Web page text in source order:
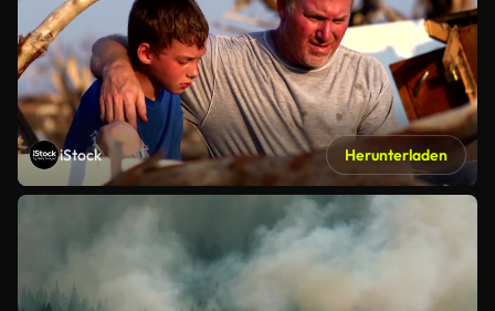
iStock Herunterladen